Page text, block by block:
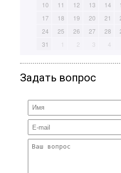
10
11 12 13 14
17
18 19 20 21
24
25 26 27 28
31
1 2 3 4
Задать вопрос